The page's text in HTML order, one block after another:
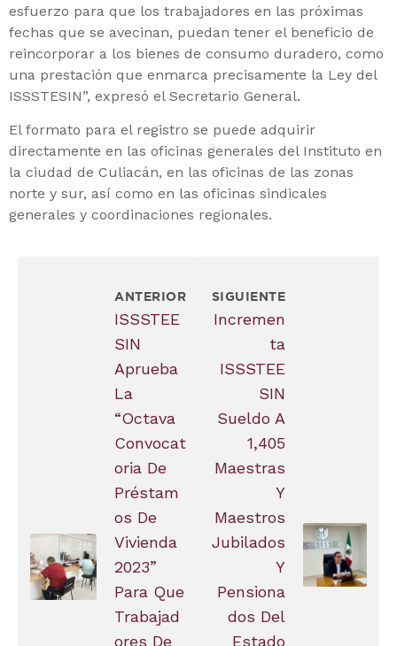
esfuerzo para que los trabajadores en las próximas
fechas que se avecinan, puedan tener el beneficio de
reincorporar a los bienes de consumo duradero, como
una prestación que enmarca precisamente la Ley del
ISSSTESIN”, expresó el Secretario General.
El formato para el registro se puede adquirir
directamente en las oficinas generales del Instituto en
la ciudad de Culiacán, en las oficinas de las zonas
norte y sur, así como en las oficinas sindicales
generales y coordinaciones regionales.
ANTERIOR
ISSSTEE
SIN
Aprueba
La
“Octava
Convocat
Oria De
Préstam
Os De
Vivienda
2023”
Para Que
Trabajad
Ores De
SIGUIENTE
Incremen
Ta
ISSSTEE
SIN
Sueldo A
1,405
Maestras
Y
Maestros
Jubilados
Y
Pensiona
Dos Del
Estado